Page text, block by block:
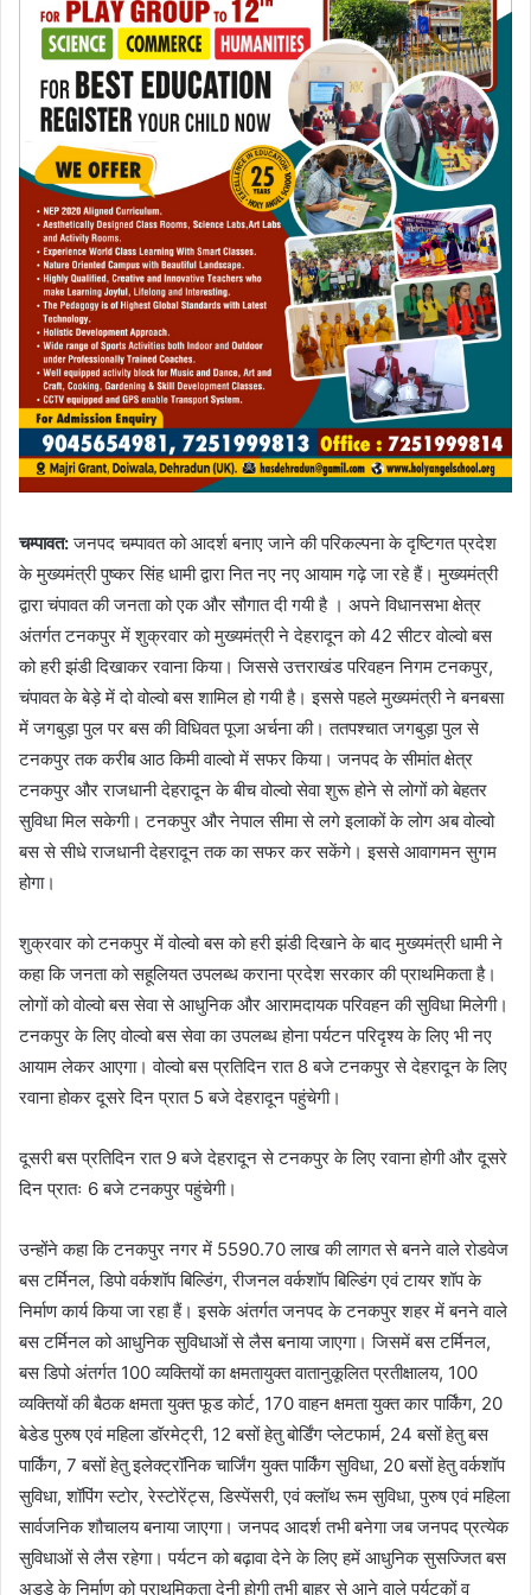
चम्पावत:जनपद चम्पावत को आदर्श बनाए जाने की परिकल्पना के दृष्टिगत प्रदेश
के मुख्यमंत्री पुष्कर सिंह धामी द्वारा नित नए नए आयाम गढ़े जा रहे हैं। मुख्यमंत्री
द्वारा चंपावत की जनता को एक और सौगात दी गयी है । अपने विधानसभा क्षेत्र
अंतर्गत टनकपुर में शुक्रवार को मुख्यमंत्री ने देहरादून को 42 सीटर वोल्वो बस
को हरी झंडी दिखाकर रवाना किया। जिससे उत्तराखंड परिवहन निगम टनकपुर,
चंपावत के बेड़े में दो वोल्वो बस शामिल हो गयी है। इससे पहले मुख्यमंत्री ने बनबसा
में जगबुड़ा पुल पर बस की विधिवत पूजा अर्चना की। ततपश्चात जगबुड़ा पुल से
टनकपुर तक करीब आठ किमी वाल्वो में सफर किया। जनपद के सीमांत क्षेत्र
टनकपुर और राजधानी देहरादून के बीच वोल्वो सेवा शुरू होने से लोगों को बेहतर
सुविधा मिल सकेगी। टनकपुर और नेपाल सीमा से लगे इलाकों के लोग अब वोल्वो
बस से सीधे राजधानी देहरादून तक का सफर कर सकेंगे। इससे आवागमन सुगम
होगा।
शुक्रवार को टनकपुर में वोल्वो बस को हरी झंडी दिखाने के बाद मुख्यमंत्री धामी ने
कहा कि जनता को सहूलियत उपलब्ध कराना प्रदेश सरकार की प्राथमिकता है।
लोगों को वोल्वो बस सेवा से आधुनिक और आरामदायक परिवहन की सुविधा मिलेगी।
टनकपुर के लिए वोल्वो बस सेवा का उपलब्ध होना पर्यटन परिदृश्य के लिए भी नए
आयाम लेकर आएगा। वोल्वो बस प्रतिदिन रात 8 बजे टनकपुर से देहरादून के लिए
रवाना होकर दूसरे दिन प्रात 5 बजे देहरादून पहुंचेगी।
दूसरी बस प्रतिदिन रात 9 बजे देहरादून से टनकपुर के लिए रवाना होगी और दूसरे
दिन प्रातः 6 बजे टनकपुर पहुंचेगी।
उन्होंने कहा कि टनकपुर नगर में 5590.70 लाख की लागत से बनने वाले रोडवेज
बस टर्मिनल, डिपो वर्कशॉप बिल्डिंग, रीजनल वर्कशॉप बिल्डिंग एवं टायर शॉप के
निर्माण कार्य किया जा रहा हैं। इसके अंतर्गत जनपद के टनकपुर शहर में बनने वाले
बस टर्मिनल को आधुनिक सुविधाओं से लैस बनाया जाएगा। जिसमें बस टर्मिनल,
बस डिपो अंतर्गत 100 व्यक्तियों का क्षमतायुक्त वातानुकूलित प्रतीक्षालय, 100
व्यक्तियों की बैठक क्षमता युक्त फूड कोर्ट, 170 वाहन क्षमता युक्त कार पार्किंग, 20
बेडेड पुरुष एवं महिला डॉरमेट्री, 12 बसों हेतु बोर्डिंग प्लेटफार्म, 24 बसों हेतु बस
पार्किंग, 7 बसों हेतु इलेक्ट्रॉनिक चार्जिंग युक्त पार्किंग सुविधा, 20 बसों हेतु वर्कशॉप
सुविधा, शॉपिंग स्टोर, रेस्टोरेंट्स, डिस्पेंसरी, एवं क्लॉथ रूम सुविधा, पुरुष एवं महिला
सार्वजनिक शौचालय बनाया जाएगा। जनपद आदर्श तभी बनेगा जब जनपद प्रत्येक
सुविधाओं से लैस रहेगा। पर्यटन को बढ़ावा देने के लिए हमें आधुनिक सुसज्जित बस
अड्डे के निर्माण को प्राथमिकता देनी होगी तभी बाहर से आने वाले पर्यटकों व